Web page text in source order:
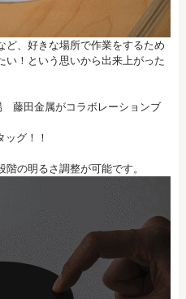
ど、好きな場所で作業をするため
い！という思いから出来上がった
藤田金属がコラボレーションブ
ッグ！！
の明るさ調整が可能です。